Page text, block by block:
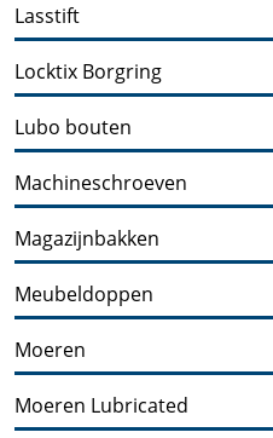
Lasstift
Locktix Borgring
Lubo bouten
Machineschroeven
Magazijnbakken
Meubeldoppen
Moeren
Moeren Lubricated